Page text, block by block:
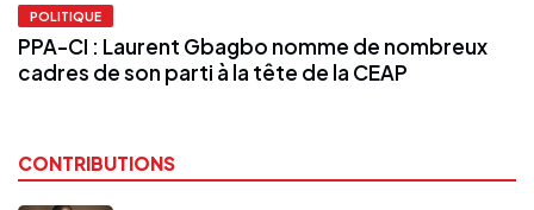
POLITIQUE
PPA-CI : Laurent Gbagbo nomme de nombreux
cadres de son parti à la tête de la CEAP
CONTRIBUTIONS